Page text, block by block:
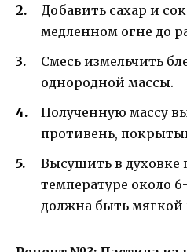
Добавить сахар и
медленном огне до
Смесь измельчить
однородной массы.
Полученную массу
противень,
Высушить в духовке
температуре около
должна быть мягкой